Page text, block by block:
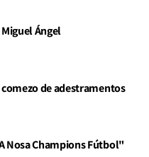
Ángel
de adestramentos
Nosa Champions Fútbol"